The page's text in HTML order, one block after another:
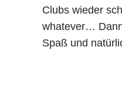
Clubs wieder
whatever…
Spaß und